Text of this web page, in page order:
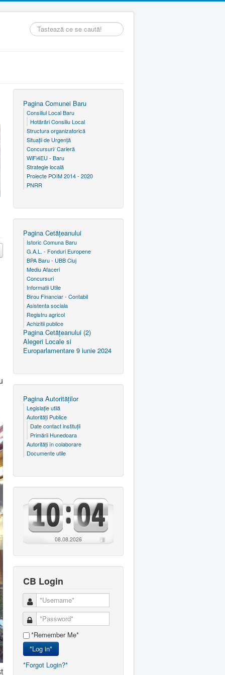
Căutare
...
Pagina Comunei Baru
Consiliul Local Baru
Hotărâri Consiliu Local
Structura organizatorică
Situaţii de Urgenţă
Concursuri/ Carieră
WiFi4EU - Baru
Strategie locală
Proiecte POIM 2014 - 2020
PNRR
Pagina Cetăţeanului
Istoric Comuna Baru
G.A.L. - Fonduri Europene
BPA Baru - UBB Cluj
Mediu Afaceri
Concursuri
Informatii Utile
Birou Financiar - Contabil
Asistenta sociala
Registru agricol
Achizitii publice
Pagina Cetăţeanului (2)
Alegeri Locale si
Europarlamentare 9 iunie 2024
Pagina Autorităţilor
Legislaţie utilă
Autorităţi Publice
Date contact instituţii
Primării Hunedoara
Autorităţi în colaborare
Documente utile
08.08.2026
CB Login
*Remember Me*
*Log in*
*Forgot Login?*